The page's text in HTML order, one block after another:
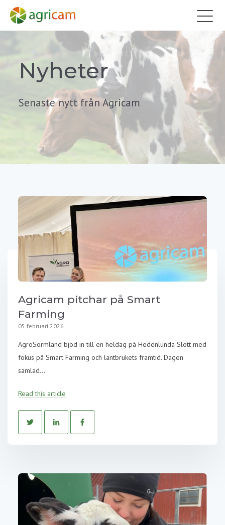
Nyheter
Senaste nytt från Agricam
Agricam pitchar på Smart
Farming
05 februari 2026
AgroSörmland bjöd in till en heldag på Hedenlunda Slott med
fokus på Smart Farming och lantbrukets framtid. Dagen
samlad...
Read this article